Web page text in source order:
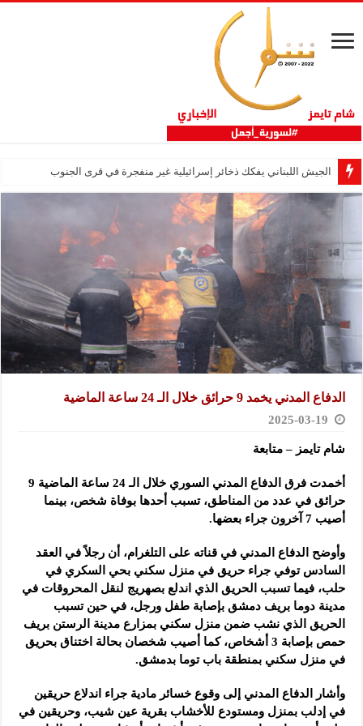
الجيش اللبناني يفكك ذخائر إسرائيلية غير منفجرة في قرى الجنوب
الدفاع المدني يخمد 9 حرائق خلال الـ 24 ساعة الماضية ‏
2025-03-19
شام تايمز – متابعة
أخمدت فرق الدفاع المدني السوري خلال الـ 24 ساعة الماضية
9
حرائق في عدد من المناطق، تسبب أحدها بوفاة شخص، بينما
أصيب 7 آخرون جراء بعضها.
وأوضح الدفاع المدني في قناته على التلغرام، أن رجلاً في العقد
‏السادس توفي جراء حريق في منزل سكني بحي السكري في
حلب، فيما ‏تسبب الحريق الذي اندلع بصهريج لنقل المحروقات في
مدينة دوما بريف دمشق ‏بإصابة طفل ورجل، في حين تسبب
الحريق الذي نشب ضمن منزل سكني بمزارع مدينة الرستن ‏بريف
حمص بإصابة 3 أشخاص، كما أصيب شخصان بحالة ‏اختناق بحريق
في منزل سكني بمنطقة باب توما بدمشق.‏
وأشار الدفاع المدني إلى وقوع خسائر مادية جراء اندلاع حريقين
في إدلب ‏بمنزل ومستودع للأخشاب بقرية عين شيب، وحريقين في